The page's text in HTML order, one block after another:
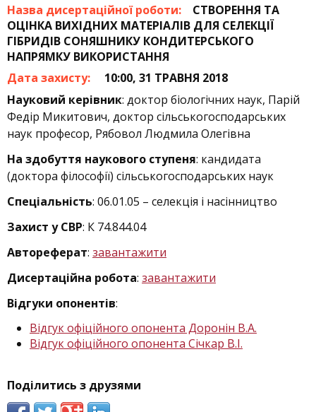
Назва дисертаційної роботи:
СТВОРЕННЯ ТА
ОЦІНКА ВИХІДНИХ МАТЕРІАЛІВ ДЛЯ СЕЛЕКЦІЇ
ГІБРИДІВ СОНЯШНИКУ КОНДИТЕРСЬКОГО
НАПРЯМКУ ВИКОРИСТАННЯ
Дата захисту:
10:00, 31 ТРАВНЯ 2018
Науковий керівник: доктор біологічних наук, Парій
Федір Микитович, доктор сільськогосподарських
наук професор, Рябовол Людмила Олегівна
На здобуття наукового ступеня: кандидата
(доктора філософії) сільськогосподарських наук
Спеціальність: 06.01.05 – селекція і насінництво
Захист у СВР: К 74.844.04
Автореферат: завантажити
Дисертаційна робота: завантажити
Відгуки опонентів:
Відгук офіційного опонента Доронін В.А.
Відгук офіційного опонента Січкар В.І.
Поділитись з друзями